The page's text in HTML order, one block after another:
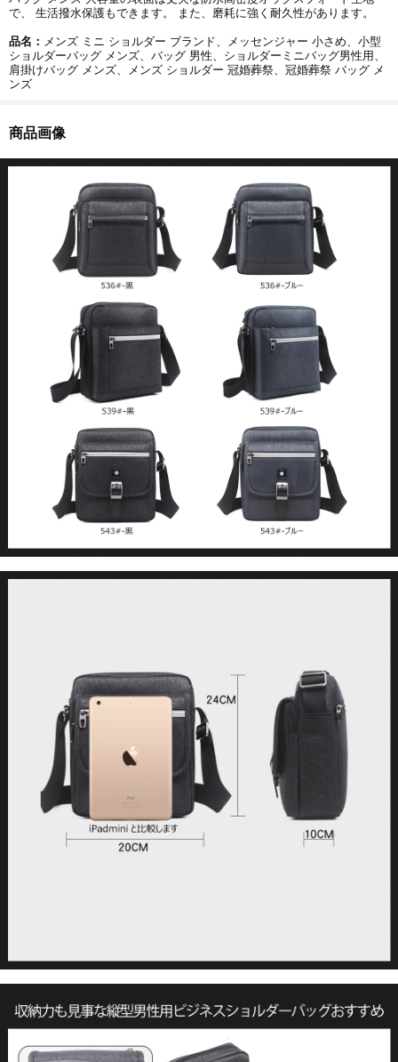
で、 生活撥水保護もできます。 また、磨耗に強く耐久性があります。
品名： メンズ ミニ ショルダー ブランド、メッセンジャー 小さめ、小型
ショルダーバッグ メンズ、バッグ 男性、ショルダーミニバッグ男性用、
肩掛けバッグ メンズ、メンズ ショルダー 冠婚葬祭、冠婚葬祭 バッグ メ
ンズ
商品画像